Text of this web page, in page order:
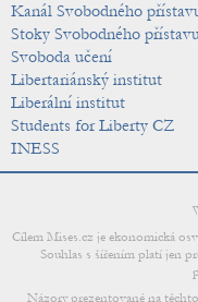
Kanál Svobodného
Stoky Svobodného
Svoboda učení
Libertariánský institut
Liberální institut
Students for Liberty CZ
INESS
Cílem Mises.cz je ekonomická
Souhlas s šířením platí jen
Názory prezentované na